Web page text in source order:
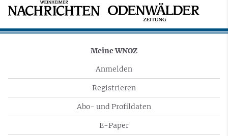
Meine WNOZ
Anmelden
Registrieren
Abo- und Profildaten
E-Paper